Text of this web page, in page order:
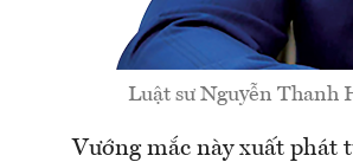
Luật sư Nguyễn Thanh
Vướng mắc này xuất phát